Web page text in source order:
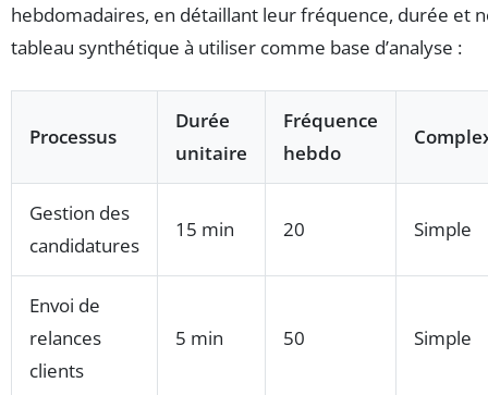
hebdomadaires, en détaillant leur fréquence, durée et
tableau synthétique à utiliser comme base d’analyse :
Processus
Durée
unitaire
Fréquence
hebdo
Gestion des
candidatures
15 min 20 Simple
Envoi de
relances
clients
5 min 50 Simple